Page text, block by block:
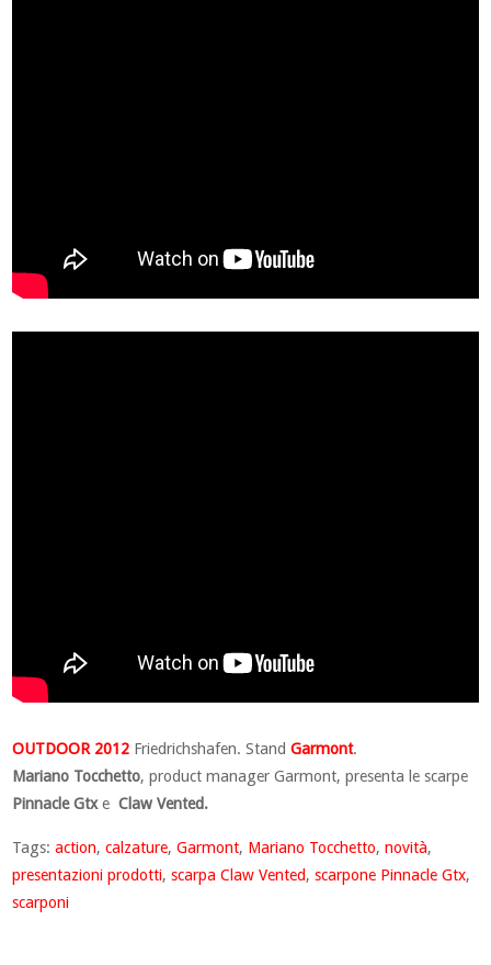
OUTDOOR 2012 Friedrichshafen. StandGarmont.
Mariano Tocchetto, product manager Garmont, presenta le scarpe
Pinnacle GtxeClaw Vented.
Tags:action,calzature,Garmont, Mariano Tocchetto,novità,
presentazioni prodotti,scarpa Claw Vented,scarpone Pinnacle Gtx,
scarponi